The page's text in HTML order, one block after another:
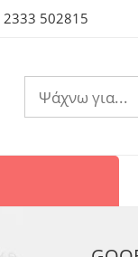
2333 502815